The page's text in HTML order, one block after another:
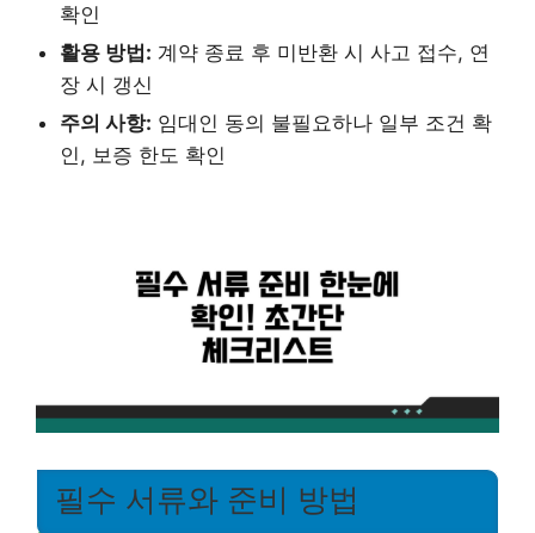
확인
활용 방법: 계약 종료 후 미반환 시 사고 접수, 연
장 시 갱신
주의 사항: 임대인 동의 불필요하나 일부 조건 확
인, 보증 한도 확인
필수 서류와 준비 방법